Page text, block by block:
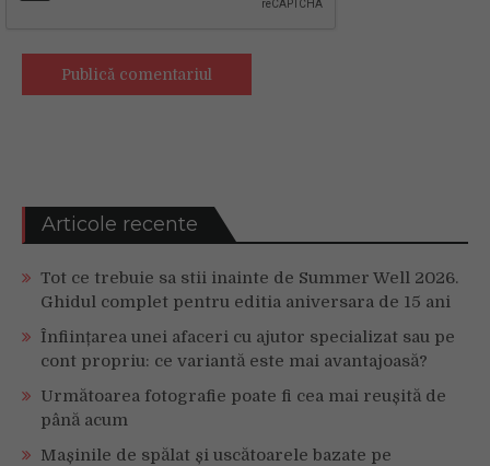
Articole recente
Tot ce trebuie sa stii inainte de Summer Well 2026.
Ghidul complet pentru editia aniversara de 15 ani
Înființarea unei afaceri cu ajutor specializat sau pe
cont propriu: ce variantă este mai avantajoasă?
Următoarea fotografie poate fi cea mai reușită de
până acum
Mașinile de spălat și uscătoarele bazate pe